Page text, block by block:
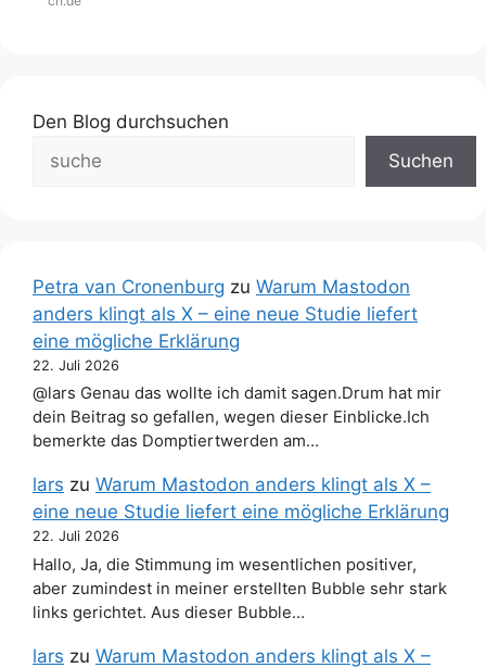
Den Blog durchsuchen
Suchen
Petra van Cronenburg zu Warum Mastodon
anders klingt als X – eine neue Studie liefert
eine mögliche Erklärung
22. Juli 2026
@lars Genau das wollte ich damit sagen.Drum hat mir
dein Beitrag so gefallen, wegen dieser Einblicke.Ich
bemerkte das Domptiertwerden am…
lars zu Warum Mastodon anders klingt als X –
eine neue Studie liefert eine mögliche Erklärung
22. Juli 2026
Hallo, Ja, die Stimmung im wesentlichen positiver,
aber zumindest in meiner erstellten Bubble sehr stark
links gerichtet. Aus dieser Bubble…
lars zu Warum Mastodon anders klingt als X –